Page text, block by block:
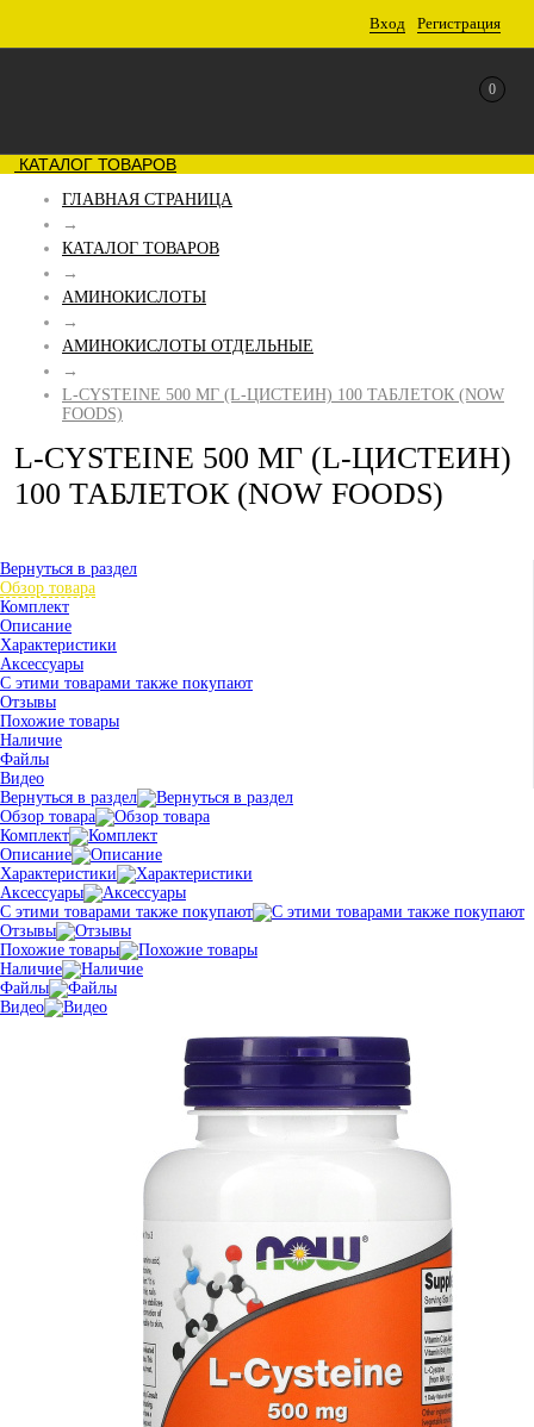
Вход Регистрация
0
КАТАЛОГ ТОВАРОВ
ГЛАВНАЯ СТРАНИЦА
→
КАТАЛОГ ТОВАРОВ
→
АМИНОКИСЛОТЫ
→
АМИНОКИСЛОТЫ ОТДЕЛЬНЫЕ
→
L-CYSTEINE 500 МГ (L-ЦИСТЕИН) 100 ТАБЛЕТОК (NOW
FOODS)
L-CYSTEINE 500 МГ (L-ЦИСТЕИН)
100 ТАБЛЕТОК (NOW FOODS)
Вернуться в раздел
Обзор товара
Комплект
Описание
Характеристики
Аксессуары
С этими товарами также покупают
Отзывы
Похожие товары
Наличие
Файлы
Видео
Вернуться в раздел
Обзор товара
Комплект
Описание
Характеристики
Аксессуары
С этими товарами также покупают
Отзывы
Похожие товары
Наличие
Файлы
Видео